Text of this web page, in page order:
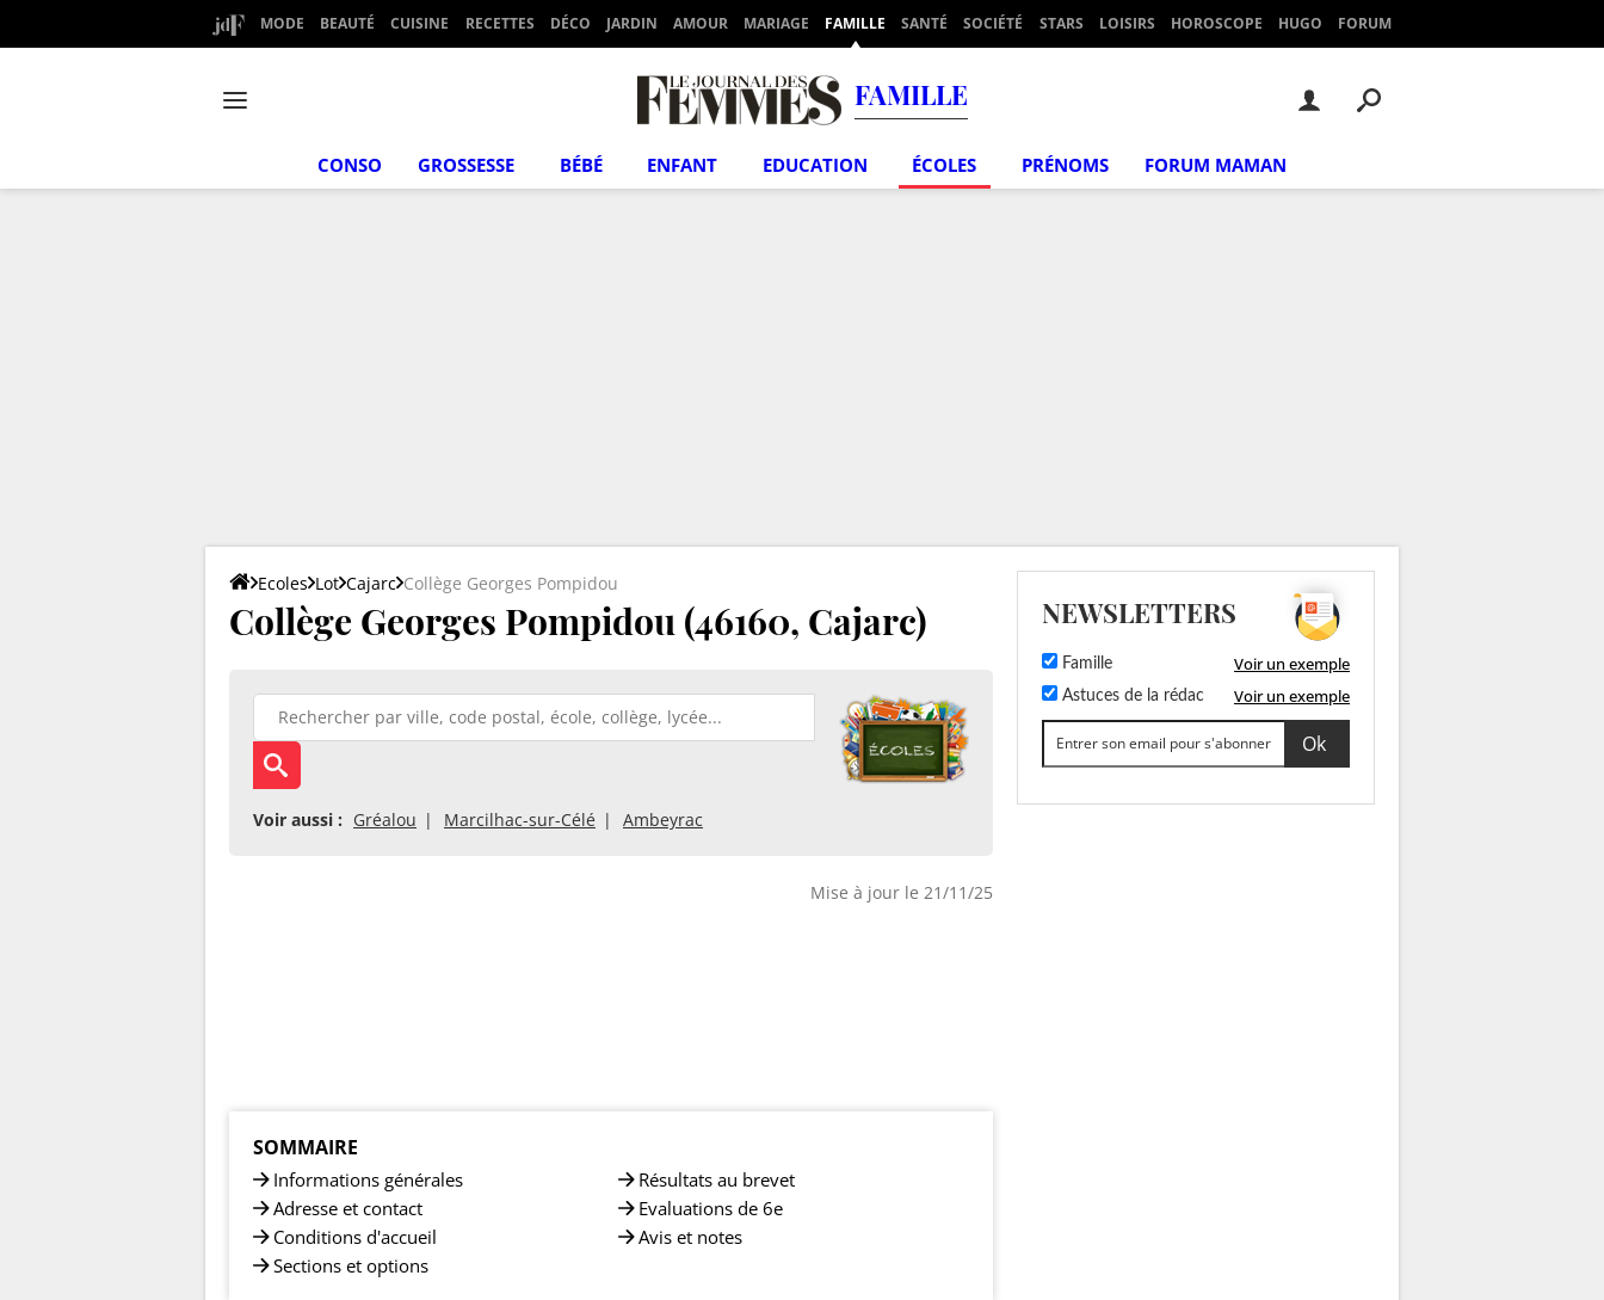
MODE BEAUTÉ CUISINE RECETTES DÉCO JARDIN AMOUR MARIAGE FAMILLE SANTÉ SOCIÉTÉ STARS LOISIRS HOROSCOPE HUGO FORUM
FAMILLE
CONSO GROSSESSE BÉBÉ ENFANT EDUCATION ÉCOLES PRÉNOMS FORUM MAMAN
Ecoles Lot Cajarc Collège Georges Pompidou
Collège Georges Pompidou (46160, Cajarc)
Voir aussi : Gréalou Marcilhac-sur-Célé Ambeyrac
Mise à jour le 21/11/25
SOMMAIRE
Informations générales
Adresse et contact
Conditions d'accueil
Sections et options
Résultats au brevet
Evaluations de 6e
Avis et notes
NEWSLETTERS
Famille Voir un exemple
Astuces de la rédac Voir un exemple